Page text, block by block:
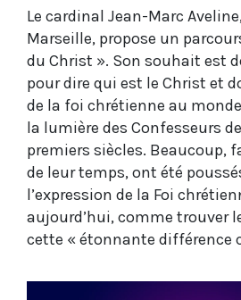
Le cardinal Jean-Marc
Marseille, propose un
du Christ ». Son souhait est
pour dire qui est le Christ et
de la foi chrétienne au
la lumière des Confesseurs
premiers siècles. Beaucoup,
de leur temps, ont été
l’expression de la Foi
aujourd’hui, comme trouver
cette « étonnante différence